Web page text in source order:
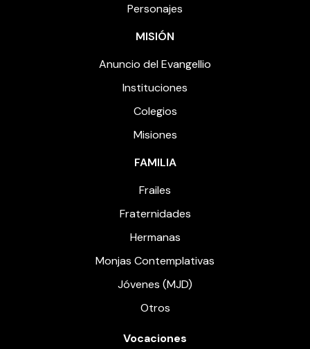
Personajes
MISIÓN
Anuncio del Evangellio
Instituciones
Colegios
Misiones
FAMILIA
Frailes
Fraternidades
Hermanas
Monjas Contemplativas
Jóvenes (MJD)
Otros
Vocaciones